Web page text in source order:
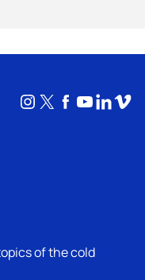
Instagram
X Facebook
of the cold